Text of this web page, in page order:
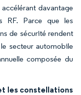
davantage
RF. Parce que les
de sécurité rendent
secteur automobile
composée du
les constellations